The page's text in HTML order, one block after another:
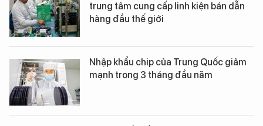
trung tâm cung cấp linh kiện bán dẫn
hàng đầu thế giới
Nhập khẩu chip của Trung Quốc giảm
mạnh trong 3 tháng đầu năm